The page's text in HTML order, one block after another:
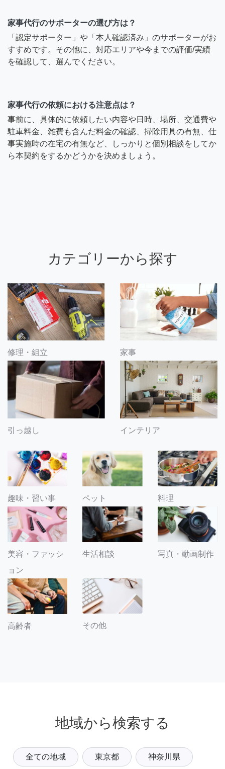
家事代行のサポーターの選び方は？
「認定サポーター」や「本人確認済み」のサポーターがお
すすめです。その他に、対応エリアや今までの評価/実績
を確認して、選んでください。
家事代行の依頼における注意点は？
事前に、具体的に依頼したい内容や日時、場所、交通費や
駐車料金、雑費も含んだ料金の確認、掃除用具の有無、仕
事実施時の在宅の有無など、しっかりと個別相談をしてか
ら本契約をするかどうかを決めましょう。
カテゴリーから探す
修理・組立 家事
引っ越し インテリア
趣味・習い事 ペット 料理
美容・ファッシ
ョン
生活相談 写真・動画制作
高齢者 その他
地域から検索する
全ての地域 東京都 神奈川県